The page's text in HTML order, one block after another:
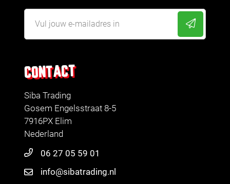
CONTACT
Siba Trading
Gosem Engelsstraat 8-5
7916PX Elim
Nederland
06 27 05 59 01
info@sibatrading.nl